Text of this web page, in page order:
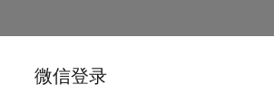
微信登录